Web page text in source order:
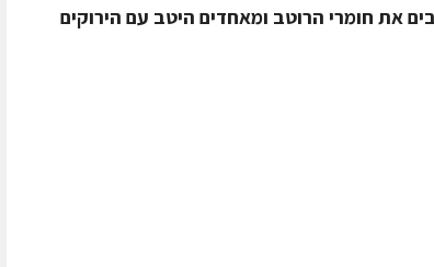
את חומרי הרוטב ומאחדים היטב עם הירוקים